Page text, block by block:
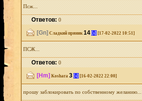
Псж...
Ответов:0
[Gn] Сладкий пряник 14 [i] [17-02-2022 10:51]
ПСЖ...
Ответов:0
[Hm] Koshara 3 [i] [16-02-2022 22:00]
прошу заблокировать по собственному желанию...